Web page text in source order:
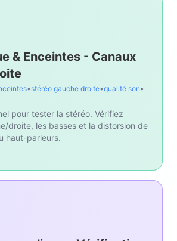
& Enceintes - Canaux
•stéréo gauche droite•qualité son•
pour tester la stéréo. Vérifiez
droite, les basses et la distorsion de
haut-parleurs.